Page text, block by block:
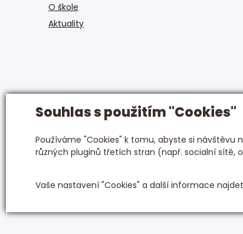
Souhlas s použitím "Cookies"
Používáme "Cookies" k tomu, abyste si návštěvu
různých pluginů třetích stran (např. socialní sítě,
Vaše nastavení "Cookies" a další informace
O škole
Aktuality